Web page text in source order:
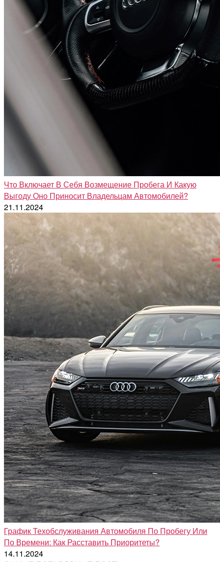
Что Включает В Себя Возмещение Пробега И Какую
Выгоду Оно Приносит Владельцам Автомобилей?
21.11.2024
График Техобслуживания Автомобиля По Пробегу Или
По Времени: Как Расставить Приоритеты?
14.11.2024